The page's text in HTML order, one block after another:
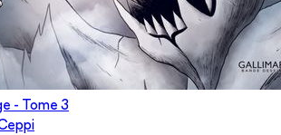
- Tome 3